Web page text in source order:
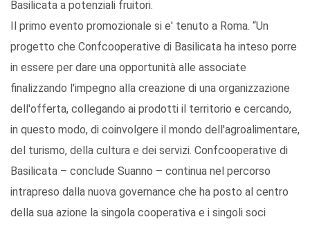
Basilicata a potenziali fruitori.
Il primo evento promozionale si e' tenuto a Roma. “Un
progetto che Confcooperative di Basilicata ha inteso porre
in essere per dare una opportunità alle associate
finalizzando l'impegno alla creazione di una organizzazione
dell'offerta, collegando ai prodotti il territorio e cercando,
in questo modo, di coinvolgere il mondo dell'agroalimentare,
del turismo, della cultura e dei servizi. Confcooperative di
Basilicata – conclude Suanno – continua nel percorso
intrapreso dalla nuova governance che ha posto al centro
della sua azione la singola cooperativa e i singoli soci